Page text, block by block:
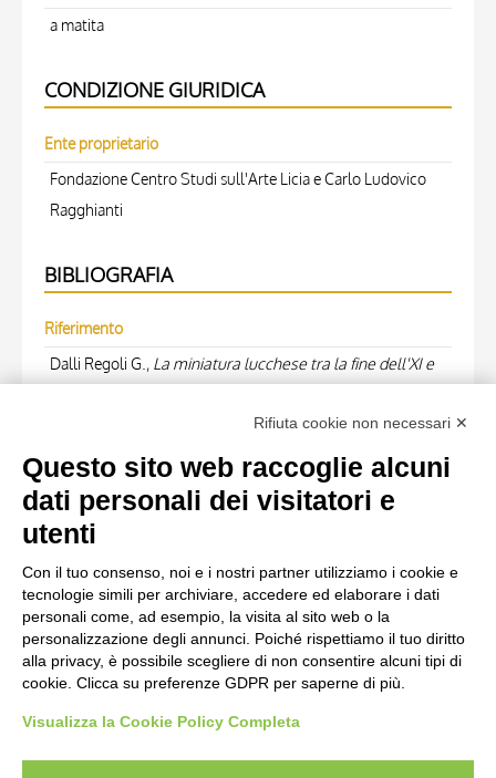
a matita
CONDIZIONE GIURIDICA
Ente proprietario
Fondazione Centro Studi sull'Arte Licia e Carlo Ludovico
Ragghianti
BIBLIOGRAFIA
Riferimento
Dalli Regoli G., La miniatura lucchese tra la fine dell'XI e
romana" e cultura grafica francese, inRomanico
padano, Romanico europeo
, 1982, p. 287, fig. 37
OPERA RIPRODOTTA
Scheda opera
Anonimo italiano sec. XII, Iniziale E, Iniziale decorata,
Motivi decorativi fitomorfi
Rifiuta cookie non necessari ✕
Questo sito web raccoglie alcuni
dati personali dei visitatori e
utenti
Con il tuo consenso, noi e i nostri partner utilizziamo i cookie e
tecnologie simili per archiviare, accedere ed elaborare i dati
personali come, ad esempio, la visita al sito web o la
personalizzazione degli annunci. Poiché rispettiamo il tuo diritto
alla privacy, è possibile scegliere di non consentire alcuni tipi di
cookie. Clicca su preferenze GDPR per saperne di più.
Visualizza la Cookie Policy Completa